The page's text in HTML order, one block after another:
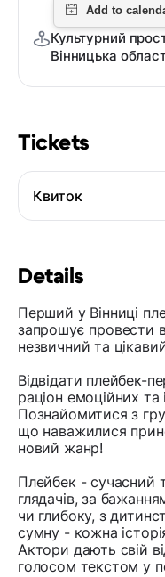
Tickets
Квиток
Details
Перший у Вінниці
запрошує провести
незвичний та
Відвідати плейбек-
раціон емоційних
Познайомитися з
що наважилися
новий жанр!
Плейбек - сучасний
глядачів, за
чи глибоку, з
сумну - кожна
Актори дають свій
голосом текстом у
Культурний
Вінницька